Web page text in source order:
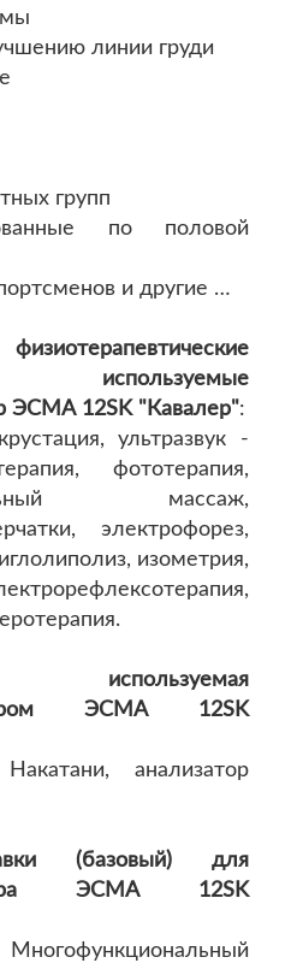
линии груди
групп
по половой
и другие …
ЭСМА 12SK "Кавалер":
ультразвук -
фототерапия,
массаж,
электрофорез,
изометрия,
используемая
ЭСМА 12SK
анализатор
(базовый) для
ЭСМА 12SK